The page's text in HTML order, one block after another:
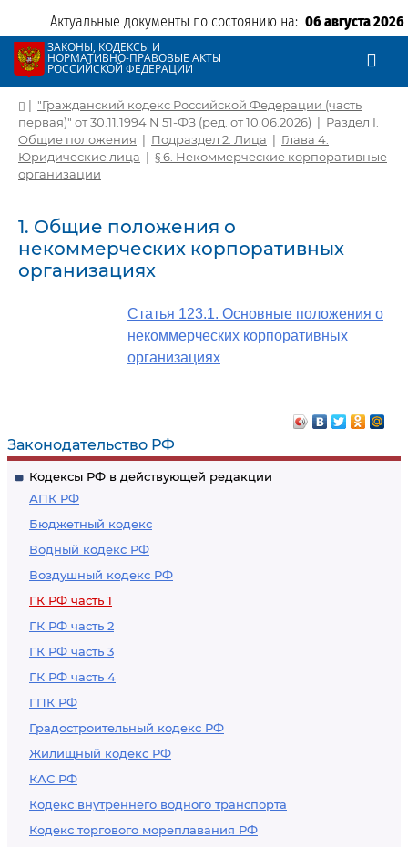
Актуальные документы по состоянию на: 06 августа 2026
ЗАКОНЫ, КОДЕКСЫ И
НОРМАТИВНО-ПРАВОВЫЕ АКТЫ
РОССИЙСКОЙ ФЕДЕРАЦИИ
Законодательство РФ
Кодексы РФ в действующей редакции
АПК РФ
Бюджетный кодекс
Водный кодекс РФ
Воздушный кодекс РФ
ГК РФ часть 1
ГК РФ часть 2
ГК РФ часть 3
ГК РФ часть 4
ГПК РФ
Градостроительный кодекс РФ
Жилищный кодекс РФ
КАС РФ
Кодекс внутреннего водного транспорта
Кодекс торгового мореплавания РФ
| "Гражданский кодекс Российской Федерации (часть
первая)" от 30.11.1994 N 51-ФЗ (ред. от 10.06.2026) | Раздел I.
Общие положения | Подраздел 2. Лица | Глава 4.
Юридические лица | § 6. Некоммерческие корпоративные
организации
1. Общие положения о
некоммерческих корпоративных
организациях
Статья 123.1. Основные положения о
некоммерческих корпоративных
организациях